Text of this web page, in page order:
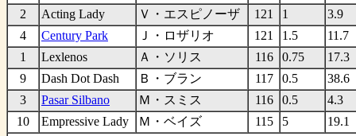
2
Acting Lady Ｖ・エスピノーザ 121 1
3.9
4
Century Park Ｊ・ロザリオ 121 1.5
11.7
1
Lexlenos Ａ・ソリス 116 0.75
17.3
9
Dash Dot Dash Ｂ・ブラン 117 0.5
38.6
3
Pasar Silbano Ｍ・スミス 116 0.5
4.3
10
Empressive Lady Ｍ・ベイズ 115 5 19.1